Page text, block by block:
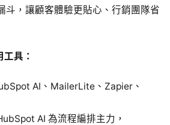
斗，讓顧客體驗更貼心、行銷團隊省
具：
AI、MailerLite、Zapier、
AI 為流程編排主力，